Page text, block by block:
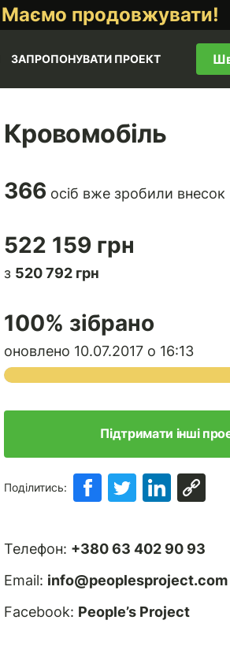
Маємо продовжувати!
ЗАПРОПОНУВАТИ ПРОЕКТ
Кровомобіль
366 осіб вже зробили внесок
522 159 грн
з 520 792 грн
100% зібрано
оновлено 10.07.2017 о 16:13
Підтримати інші
Поділитись:
Телефон: +380 63 402 90 93
Email: info@peoplesproject.com
Facebook: People’s Project